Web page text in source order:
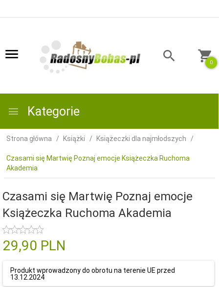
0
Kategorie
Strona główna Książki Książeczki dla najmłodszych
Czasami się Martwię Poznaj emocje Książeczka Ruchoma
Akademia
Czasami się Martwię Poznaj emocje
Książeczka Ruchoma Akademia
29,90 PLN
Produkt wprowadzony do obrotu na terenie UE przed
13.12.2024